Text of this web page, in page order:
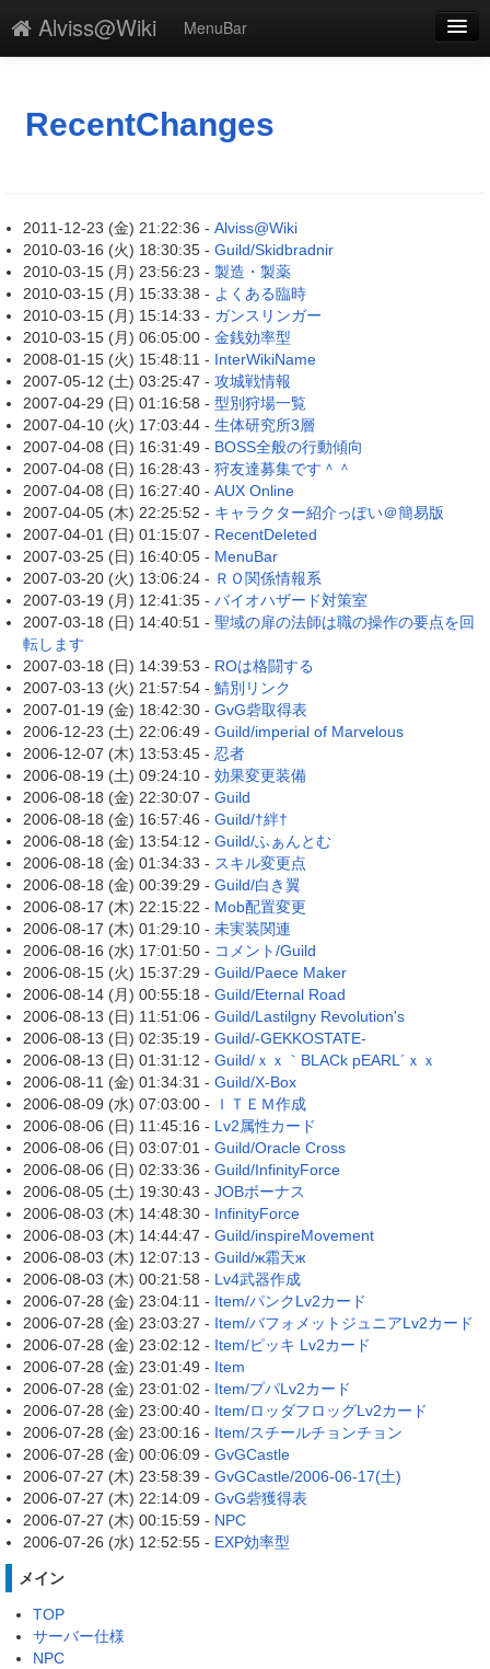
Alviss@Wiki
MenuBar
最終更新
RecentChanges
2011-12-23 (金) 21:22:36 - Alviss@Wiki
2010-03-16 (火) 18:30:35 - Guild/Skidbradnir
2010-03-15 (月) 23:56:23 - 製造・製薬
2010-03-15 (月) 15:33:38 - よくある臨時
2010-03-15 (月) 15:14:33 - ガンスリンガー
2010-03-15 (月) 06:05:00 - 金銭効率型
2008-01-15 (火) 15:48:11 - InterWikiName
2007-05-12 (土) 03:25:47 - 攻城戦情報
2007-04-29 (日) 01:16:58 - 型別狩場一覧
2007-04-10 (火) 17:03:44 - 生体研究所3層
2007-04-08 (日) 16:31:49 - BOSS全般の行動傾向
2007-04-08 (日) 16:28:43 - 狩友達募集です＾＾
2007-04-08 (日) 16:27:40 - AUX Online
2007-04-05 (木) 22:25:52 - キャラクター紹介っぽい＠簡易版
2007-04-01 (日) 01:15:07 - RecentDeleted
2007-03-25 (日) 16:40:05 - MenuBar
2007-03-20 (火) 13:06:24 - ＲＯ関係情報系
2007-03-19 (月) 12:41:35 - バイオハザード対策室
2007-03-18 (日) 14:40:51 - 聖域の扉の法師は職の操作の要点を回
転します
2007-03-18 (日) 14:39:53 - ROは格闘する
2007-03-13 (火) 21:57:54 - 鯖別リンク
2007-01-19 (金) 18:42:30 - GvG砦取得表
2006-12-23 (土) 22:06:49 - Guild/imperial of Marvelous
2006-12-07 (木) 13:53:45 - 忍者
2006-08-19 (土) 09:24:10 - 効果変更装備
2006-08-18 (金) 22:30:07 - Guild
2006-08-18 (金) 16:57:46 - Guild/†絆†
2006-08-18 (金) 13:54:12 - Guild/ふぁんとむ
2006-08-18 (金) 01:34:33 - スキル変更点
2006-08-18 (金) 00:39:29 - Guild/白き翼
2006-08-17 (木) 22:15:22 - Mob配置変更
2006-08-17 (木) 01:29:10 - 未実装関連
2006-08-16 (水) 17:01:50 - コメント/Guild
2006-08-15 (火) 15:37:29 - Guild/Paece Maker
2006-08-14 (月) 00:55:18 - Guild/Eternal Road
2006-08-13 (日) 11:51:06 - Guild/Lastilgny Revolution's
2006-08-13 (日) 02:35:19 - Guild/-GEKKOSTATE-
2006-08-13 (日) 01:31:12 - Guild/ｘｘ｀BLACk pEARL´ｘｘ
2006-08-11 (金) 01:34:31 - Guild/X-Box
2006-08-09 (水) 07:03:00 -
ＩＴＥＭ作成
2006-08-06 (日) 11:45:16 - Lv2属性カード
2006-08-06 (日) 03:07:01 - Guild/Oracle Cross
2006-08-06 (日) 02:33:36 - Guild/InfinityForce
2006-08-05 (土) 19:30:43 - JOBボーナス
2006-08-03 (木) 14:48:30 - InfinityForce
2006-08-03 (木) 14:44:47 - Guild/inspireMovement
2006-08-03 (木) 12:07:13 - Guild/ж霜天ж
2006-08-03 (木) 00:21:58 - Lv4武器作成
2006-07-28 (金) 23:04:11 - Item/パンクLv2カード
2006-07-28 (金) 23:03:27 - Item/バフォメットジュニアLv2カード
2006-07-28 (金) 23:02:12 - Item/ピッキ Lv2カード
2006-07-28 (金) 23:01:49 - Item
2006-07-28 (金) 23:01:02 - Item/プパLv2カード
2006-07-28 (金) 23:00:40 - Item/ロッダフロッグLv2カード
2006-07-28 (金) 23:00:16 - Item/スチールチョンチョン
2006-07-28 (金) 00:06:09 - GvGCastle
2006-07-27 (木) 23:58:39 - GvGCastle/2006-06-17(土)
2006-07-27 (木) 22:14:09 - GvG砦獲得表
2006-07-27 (木) 00:15:59 - NPC
2006-07-26 (水) 12:52:55 - EXP効率型
メイン
TOP
サーバー仕様
NPC